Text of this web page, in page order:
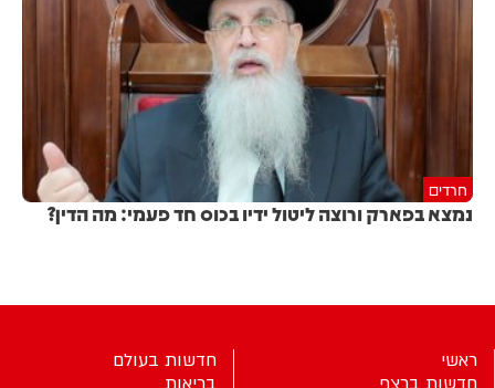
חרדים
נמצא בפארק ורוצה ליטול ידיו בכוס חד פעמי: מה הדין?
ראשי
חדשות בעולם